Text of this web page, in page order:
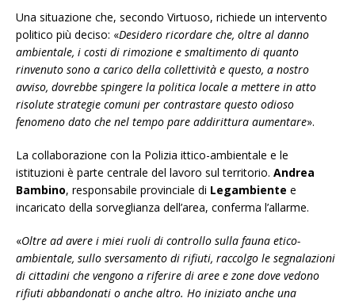
Una situazione che, secondo Virtuoso, richiede un intervento
politico più deciso: «Desidero ricordare che, oltre al danno
ambientale, i costi di rimozione e smaltimento di quanto
rinvenuto sono a carico della collettività e questo, a nostro
avviso, dovrebbe spingere la politica locale a mettere in atto
risolute strategie comuni per contrastare questo odioso
fenomeno dato che nel tempo pare addirittura aumentare».
La collaborazione con la Polizia ittico-ambientale e le
istituzioni è parte centrale del lavoro sul territorio. Andrea
Bambino, responsabile provinciale di Legambiente e
incaricato della sorveglianza dell’area, conferma l’allarme.
«Oltre ad avere i miei ruoli di controllo sulla fauna etico-
ambientale, sullo sversamento di rifiuti, raccolgo le segnalazioni
di cittadini che vengono a riferire di aree e zone dove vedono
rifiuti abbandonati o anche altro. Ho iniziato anche una